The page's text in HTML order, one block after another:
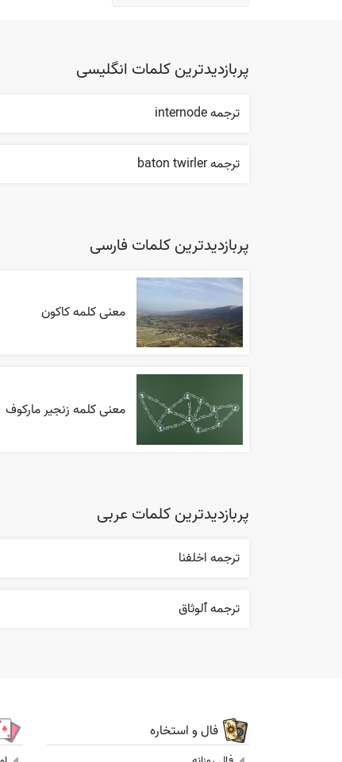
پربازدیدترین کلمات انگلیسی
ترجمه internode
ترجمه baton twirler
پربازدیدترین کلمات فارسی
معنی کلمه کاکون
معنی کلمه زنجیر مارکوف
پربازدیدترین کلمات عربی
ترجمه اخلفنا
ترجمه ٱلوثاق
فال و استخاره